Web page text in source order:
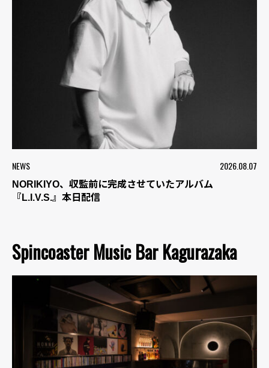
NEWS 2026.08.07
NORIKIYO、収監前に完成させていたアルバム
『L.I.V.S.』本日配信
Spincoaster Music Bar Kagurazaka